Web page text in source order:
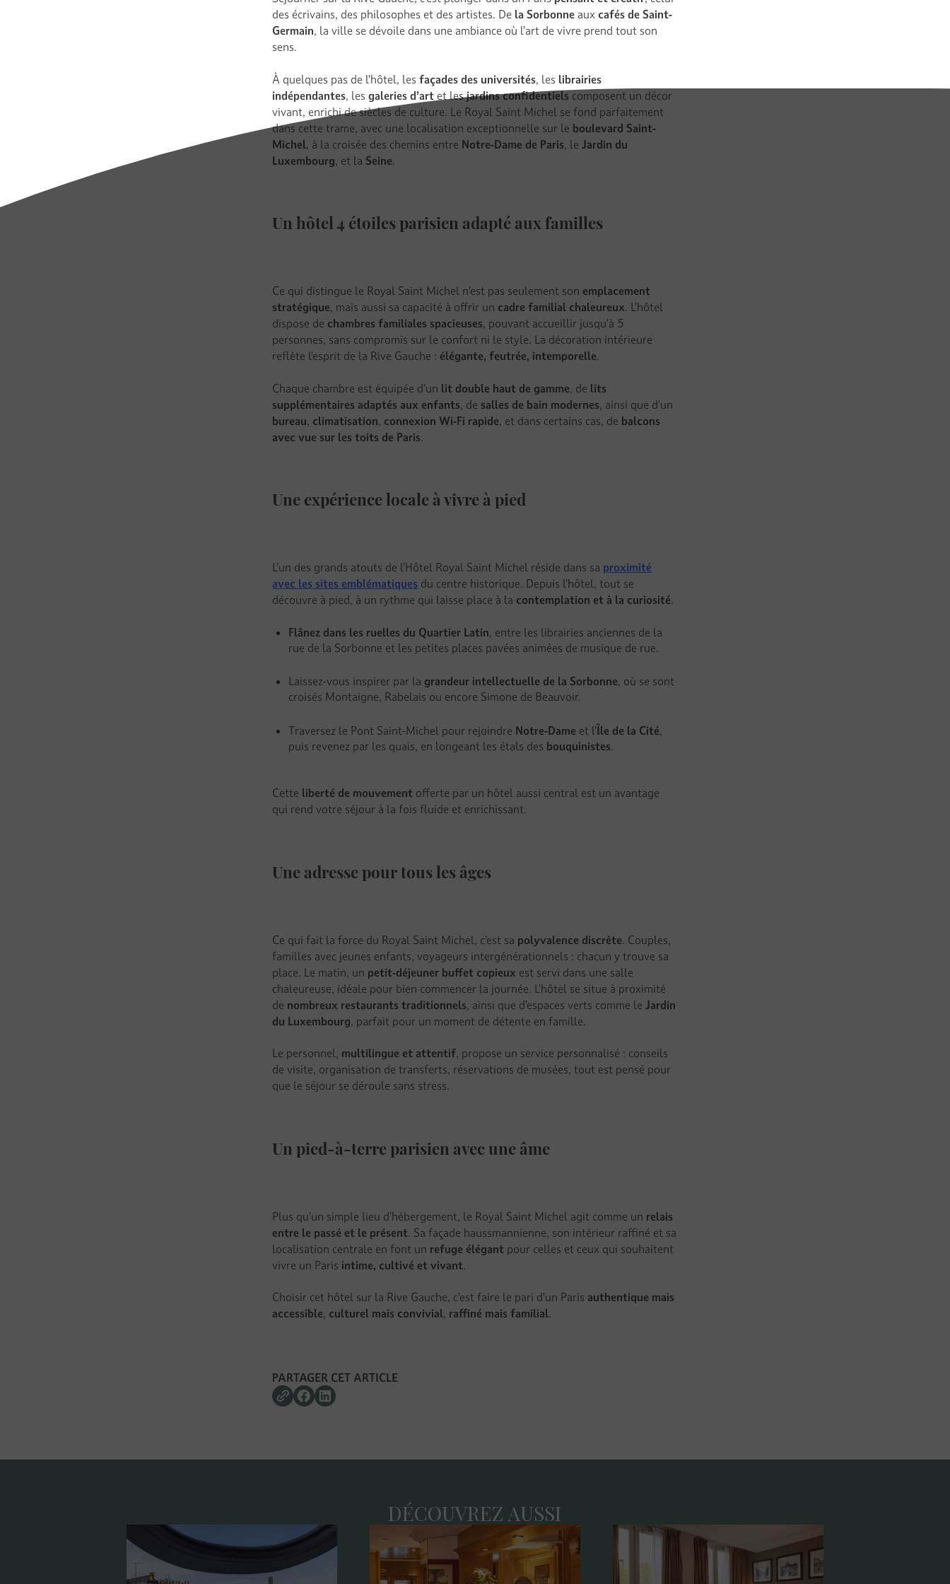
des écrivains, des philosophes et des artistes. De la Sorbonne auxcafés de Saint-
Germain, la ville se dévoile dans une ambiance où l’art de vivre prend tout son
sens.
À quelques pas de l’hôtel, lesfaçades des universités, les librairies
indépendantes, lesgaleries d’art et lesjardins confidentielscomposent un décor
vivant, enrichi de siècles de culture. Le Royal Saint Michel se fond parfaitement
dans cette trame, avec une localisation exceptionnelle sur le boulevard Saint-
Michel, à la croisée des chemins entre Notre-Dame de Paris, leJardin du
Luxembourg, et la Seine.
Un hôtel 4 étoiles parisien adapté aux familles
Ce qui distingue le Royal Saint Michel n’est pas seulement son emplacement
stratégique, mais aussi sa capacité à offrir un cadre familial chaleureux. L’hôtel
dispose de chambres familiales spacieuses, pouvant accueillir jusqu’à 5
personnes, sans compromis sur le confort ni le style. La décoration intérieure
reflète l’esprit de la Rive Gauche : élégante, feutrée, intemporelle.
Chaque chambre est équipée d’un lit double haut de gamme, de lits
supplémentaires adaptés aux enfants, de salles de bain modernes, ainsi que d’un
bureau, climatisation, connexion Wi-Fi rapide, et dans certains cas, de balcons
avec vue sur les toits de Paris.
Une expérience locale à vivre à pied
L’un des grands atouts de l’Hôtel Royal Saint Michel réside dans sa proximité
avec les sites emblématiques du centre historique. Depuis l’hôtel, tout se
découvre à pied, à un rythme qui laisse place à la contemplation et à la curiosité.
Flânez dans les ruelles du Quartier Latin, entre les librairies anciennes de la
rue de la Sorbonne et les petites places pavées animées de musique de rue.
Laissez-vous inspirer par la grandeur intellectuelle de la Sorbonne, où se sont
croisés Montaigne, Rabelais ou encore Simone de Beauvoir.
Traversez le Pont Saint-Michel pour rejoindre Notre-Dame et l’Île de la Cité,
puis revenez par les quais, en longeant les étals des bouquinistes.
Cette liberté de mouvement offerte par un hôtel aussi central est un avantage
qui rend votre séjour à la fois fluide et enrichissant.
Une adresse pour tous les âges
Ce qui fait la force du Royal Saint Michel, c’est sa polyvalence discrète. Couples,
familles avec jeunes enfants, voyageurs intergénérationnels : chacun y trouve sa
place. Le matin, un petit-déjeuner buffet copieux est servi dans une salle
chaleureuse, idéale pour bien commencer la journée. L’hôtel se situe à proximité
de nombreux restaurants traditionnels, ainsi que d’espaces verts comme leJardin
du Luxembourg, parfait pour un moment de détente en famille.
Le personnel, multilingue et attentif, propose un service personnalisé : conseils
de visite, organisation de transferts, réservations de musées, tout est pensé pour
que le séjour se déroule sans stress.
Un pied-à-terre parisien avec une âme
Plus qu’un simple lieu d’hébergement, le Royal Saint Michel agit comme un relais
entre le passé et le présent. Sa façade haussmannienne, son intérieur raffiné et sa
localisation centrale en font un refuge élégant pour celles et ceux qui souhaitent
vivre un Paris intime, cultivé et vivant.
Choisir cet hôtel sur la Rive Gauche, c’est faire le pari d’un Paris authentique mais
accessible, culturel mais convivial, raffiné mais familial.
PARTAGER CET ARTICLE
DÉCOUVREZ AUSSI